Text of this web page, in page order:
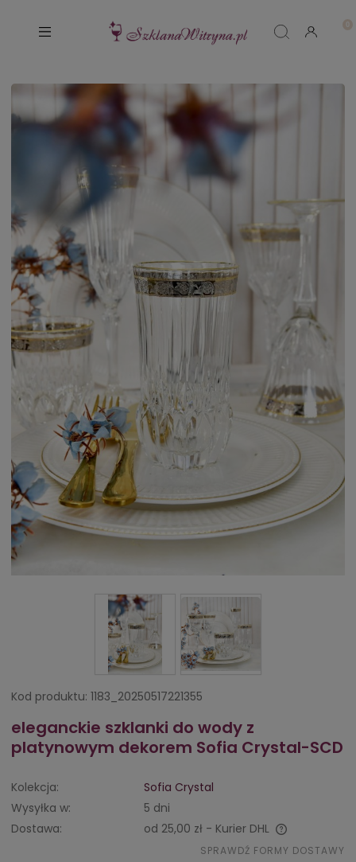
Kod produktu: 1183_20250517221355
eleganckie szklanki do wody z
platynowym dekorem Sofia Crystal-SCD
Kolekcja:
Sofia Crystal
Wysyłka w:
5 dni
Dostawa:
od 25,00 zł - Kurier DHL
Cena nie zawiera ewentualnych kosztów płatności
SPRAWDŹ FORMY DOSTAWY